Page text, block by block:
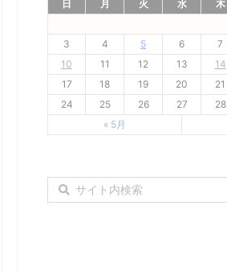
日
月 火 水 木
3
4 5 6 7
10
11 12 13 14
17
18 19 20 21
24
25 26 27 28
« 5月